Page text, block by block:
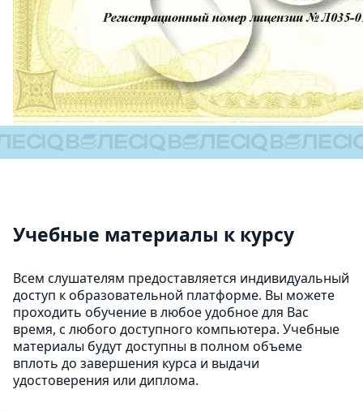
Учебные материалы к курсу
Всем слушателям предоставляется индивидуальный
доступ к образовательной платформе. Вы можете
проходить обучение в любое удобное для Вас
время, с любого доступного компьютера. Учебные
материалы будут доступны в полном объеме
вплоть до завершения курса и выдачи
удостоверения или диплома.